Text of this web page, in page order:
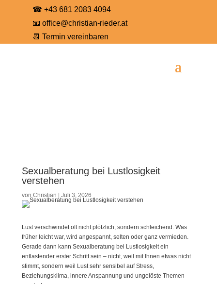
☎ +43 681 2083 4094
📧office@christian-rieder.at
📆Termin vereinbaren
Sexualberatung bei Lustlosigkeit
verstehen
von Christian Juli 3, 2026
Lust verschwindet oft nicht plötzlich, sondern schleichend. Was
früher leicht war, wird angespannt, selten oder ganz vermieden.
Gerade dann kann Sexualberatung bei Lustlosigkeit ein
entlastender erster Schritt sein – nicht, weil mit Ihnen etwas nicht
stimmt, sondern weil Lust sehr sensibel auf Stress,
Beziehungsklima, innere Anspannung und ungelöste Themen